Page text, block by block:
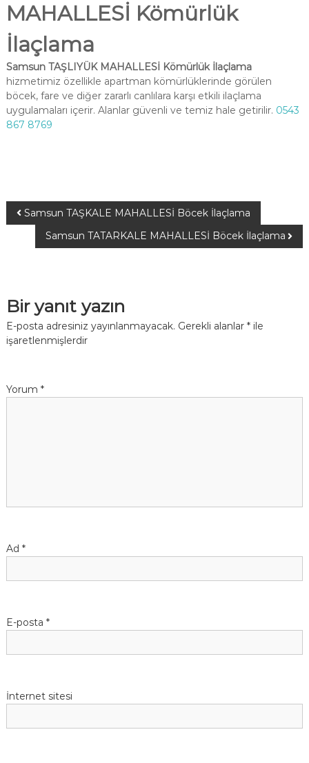
MAHALLESİ Kömürlük
İlaçlama
Samsun TAŞLIYÜK MAHALLESİ Kömürlük İlaçlama
hizmetimiz özellikle apartman kömürlüklerinde görülen
böcek, fare ve diğer zararlı canlılara karşı etkili ilaçlama
uygulamaları içerir. Alanlar güvenli ve temiz hale getirilir. 0543
867 8769
Samsun TAŞKALE MAHALLESİ Böcek İlaçlama
Samsun TATARKALE MAHALLESİ Böcek İlaçlama
Bir yanıt yazın
E-posta adresiniz yayınlanmayacak. Gerekli alanlar *ile
işaretlenmişlerdir
Yorum *
Ad *
E-posta *
İnternet sitesi